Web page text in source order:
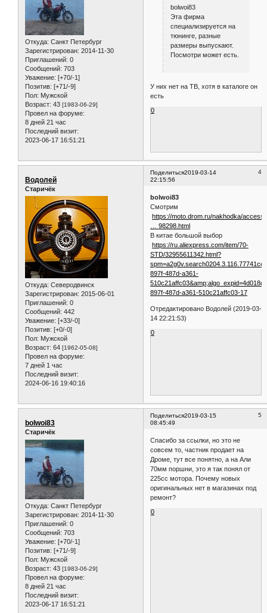
Откуда: Санкт Петербург
Зарегистрирован: 2014-11-30
Приглашений: 0
Сообщений: 703
Уважение: [+70/-1]
Позитив: [+71/-9]
Пол: Мужской
Возраст: 43 [1983-06-29]
Провел на форуме:
8 дней 21 час
Последний визит:
2023-06-17 16:51:21
bolwoi83
Эта фирма
специализируется на
тюнинге, разные
размеры выпускают.
Посмотри может есть.
У них нет на ТВ, хотя в каталоге он
есть
0
Поделиться 4
2019-03-14
22:15:56
Водолей
Старичёк
Откуда: Северодвинск
Зарегистрирован: 2015-06-01
Приглашений: 0
Сообщений: 442
Уважение: [+33/-0]
Позитив: [+0/-0]
Пол: Мужской
Возраст: 64 [1962-05-08]
Провел на форуме:
7 дней 1 час
Последний визит:
2024-06-16 19:40:16
bolwoi83
Смотрим
https://moto.drom.ru/nakhodka/
… 98298.html
B китае большой выбор
https://ru.aliexpress.com/item/70-
STD/32955611342.html?
897f-487d-a361-
897f-487d-a361-510c21affc03-17
Отредактировано Водолей (2019-03-
14 22:21:53)
0
Поделиться 5
2019-03-15
08:45:49
bolwoi83
Старичёк
Откуда: Санкт Петербург
Зарегистрирован: 2014-11-30
Приглашений: 0
Сообщений: 703
Уважение: [+70/-1]
Позитив: [+71/-9]
Пол: Мужской
Возраст: 43 [1983-06-29]
Провел на форуме:
8 дней 21 час
Последний визит:
2023-06-17 16:51:21
Спасибо за ссылки, но это не
совсем то, частник продает на
Дроме, тут все понятно, а на Али
70мм поршни, это я так понял от
225сс мотора. Почему новых
оригинальных нет в магазинах под
ремонт?
0